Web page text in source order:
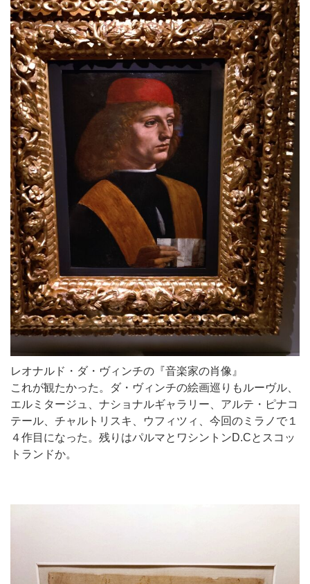
レオナルド・ダ・ヴィンチの『音楽家の肖像』
これが観たかった。ダ・ヴィンチの絵画巡りもルーヴル、
エルミタージュ、ナショナルギャラリー、アルテ・ピナコ
テール、チャルトリスキ、ウフィツィ、今回のミラノで１
４作目になった。残りはパルマとワシントンD.Cとスコッ
トランドか。